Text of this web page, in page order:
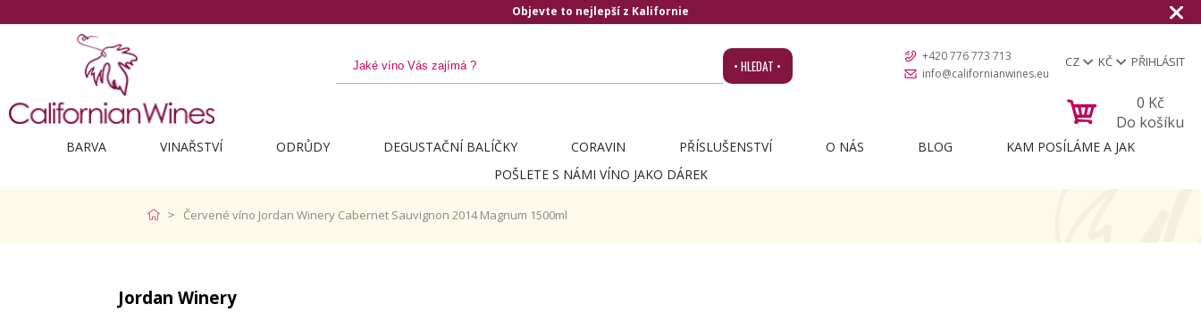
Doručení zdarma od 1.500,- do ČR a na Slovensko
• HLEDAT •
+420 776 773 713
info@californianwines.eu
CZ KČ PŘIHLÁSIT
0 Kč
Do košíku
BARVA VINAŘSTVÍ ODRŮDY DEGUSTAČNÍ BALÍČKY CORAVIN PŘÍSLUŠENSTVÍ O NÁS BLOG
KAM POSÍLÁME A JAK
POŠLETE S NÁMI VÍNO JAKO DÁREK
Červené víno Jordan Winery Cabernet Sauvignon 2014 Magnum 1500ml
Jordan Winery